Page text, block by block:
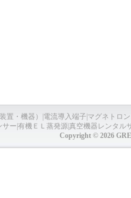
置・機器） 電流導入端子 マグネトロ
サー 有機ＥＬ蒸発源真空機器レンタル
Copyright © 2026